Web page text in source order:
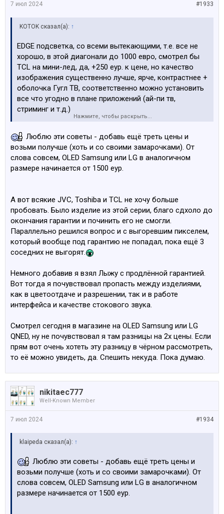
#1933
7 июл 2024
KOTOK сказал(а): ↑
EDGE подсветка, со всеми вытекающими, т.е. все не
хорошо, в этой диагонали до 1000 евро, смотрел бы
TCL на мини-лед, да, +250 еур. к цене, но качество
изображения существенно лучше, ярче, контрастнее +
оболочка Гугл ТВ, соответственно можно установить
все что угодно в плане приложений (ай-пи тв,
стриминг и т.д.)
https://www.rdveikals.lv/products/lv/188/464097/sort/5/fil
ter/0_0_0_0/65C835-televizors.html
Нажмите, чтобы раскрыть...
Люблю эти советы - добавь ещё треть цены и
возьми получше (хоть и со своими замарочками). От
слова совсем, ОLED Samsung или LG в аналогичном
размере начинается от 1500 еур.
А вот всякие JVC, Toshiba и TCL не хочу больше
пробовать. Было изделие из этой серии, благо сдхоло до
окончания гарантии и починить его не смогли.
Параллельно решился вопрос и с выгоревшим пикселем,
который вообще под гарантию не попадал, пока ещё 3
соседних не выгорят.
Немного добавив я взял Лыжу с продлённой гарантией.
Вот тогда я почувствовал пропасть между изделиями,
как в цветоотдаче и разрешении, так и в работе
интерфейса и качестве стокового звука.
Смотрел сегодня в магазине на ОLED Samsung или LG
QNED, ну не почувствовал я там разницы на 2x цены. Если
прям вот очень хотеть эту разницу в чёрном рассмотреть,
то её можно увидеть, да. Спешить некуда. Пока думаю.
nikitaec777
Well-Known Member
#1934
7 июл 2024
klaipeda сказал(а): ↑
Люблю эти советы - добавь ещё треть цены и
возьми получше (хоть и со своими замарочками). От
слова совсем, ОLED Samsung или LG в аналогичном
размере начинается от 1500 еур.